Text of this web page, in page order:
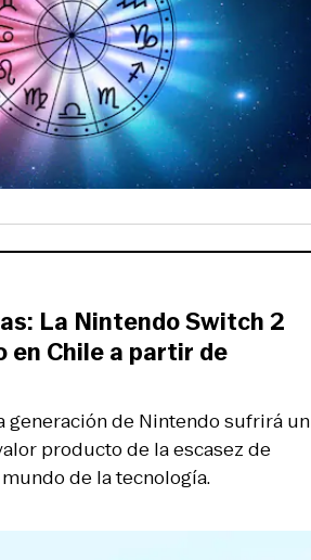
generación de Nintendo sufrirá un
producto de la escasez de
de la tecnología.
La Nintendo Switch 2
en Chile a partir de